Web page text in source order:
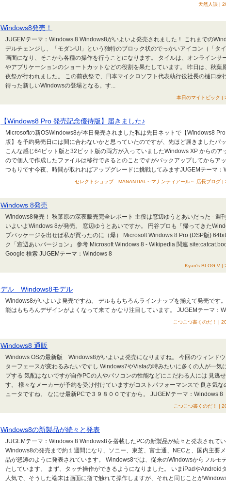
天然人誤 |
Windows8発売！
JUGEMテーマ：Windows 8 Windows8がいよいよ発売されました！ これまでの
デルチェンジし、「モダンUI」という独特のブロック状のでっかいアイコン（「タ
画面になり、そこから各種の操作を行うことになります。 タイルは、オンラインサ
やアプリケーションのショートカットなどの役割を果たしています。 昨日は、秋葉
夜祭が行われました。 この前夜祭で、日本マイクロソフト代表執行役社長の樋口泰
待った新しいWindowsの登場となる。す...
本日のマイトピック
【Windows8 Pro 発売記念優待版】届きました♪
Microsoftの新OSWindows8が本日発売されました私は先日ネットで【Windows8
版】を予約発売日には間に合わないかと思っていたのですが、先ほど届きましたパ
こんな感じ64ビット版と32ビット版の両方が入っていましたWindows XP からのア
ので個人で作成したファイルは移行できるとのことですがバックアップしてからア
つもりです今夜、時間が取れればアップグレードに挑戦してみますJUGEMテーマ：
セレクトショップ MANANTIAL～マナンティアール～ 店長ブログ |
Windows 8発売
Windows8発売！ 秋葉原の深夜販売完全レポート 主役は窓辺ゆうとあいだった - 週
いよいよWindows 8が発売。 窓辺ゆうとあいですか。 円谷プロも「帰ってきた
プパッケージを出せば私が買ったのに（爆） Microsoft Windows 8 Pro (DSP版)
ク「窓辺あいバージョン」 参考 Microsoft Windows 8 - Wikipedia 関連
Google 検索 JUGEMテーマ：Windows 8
Kyan's BLOG V |
デル Windows8モデル
Windows8がいよいよ発売ですね。 デルももちろんラインナップを揃えて発売です
能はもちろんデザインがよくなって来て かなり注目しています。 JUGEMテーマ：
こつこつ書くのだ！ |
Windows8 通販
Windows OSの最新版 Windows8がいよいよ発売になりますね。 今回のウィンド
ターフェースが変わるみたいですし Windows7やVistaの時みたいに多くの人が一気
プする 気配はないですが自作PCの人やパソコンの性能などにこだわる人には 見逃
す。 様々なメーカーが予約を受け付けていますがコストパフォーマンスで 良さ気な
ュータですね。 なにせ最新PCで３９８００ですから。 JUGEMテーマ：Windows 8
こつこつ書くのだ！ |
Windows8の新製品が続々と発表
JUGEMテーマ：Windows 8 Windows8を搭載したPCの新製品が続々と発表されて
Windows8の発売まで約１週間になり、ソニー、東芝、富士通、NECと、国内主要
品が怒涛のように発表されています。 Windows8では、従来のWindowsからフルモ
たしています。 まず、タッチ操作ができるようになりました。 いまiPadやAndroid
人気で、そうした端末は画面に指で触れて操作しますが、それと同じことが